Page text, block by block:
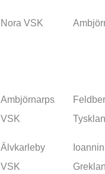
Nora VSK
Ambjörnarps
VSK
Älvkarleby
VSK